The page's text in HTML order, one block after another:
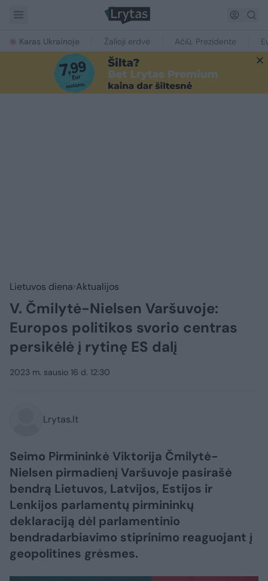
Karas Ukrainoje Žalioji erdvė Ačiū, Prezidente
Lietuvos diena Aktualijos
V. Čmilytė-Nielsen Varšuvoje:
Europos politikos svorio centras
persikėlė į rytinę ES dalį
2023 m. sausio 16 d. 12:30
Lrytas.lt
Seimo Pirmininkė Viktorija Čmilytė-
Nielsen pirmadienį Varšuvoje pasirašė
bendrą Lietuvos, Latvijos, Estijos ir
Lenkijos parlamentų pirmininkų
deklaraciją dėl parlamentinio
bendradarbiavimo stiprinimo reaguojant į
geopolitines grėsmes.